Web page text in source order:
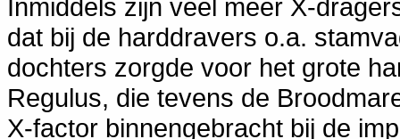
Inmiddels zijn veel meer X-
dat bij de harddravers o.a.
dochters zorgde voor het grote
Regulus, die tevens de
X-factor binnengebracht bij de